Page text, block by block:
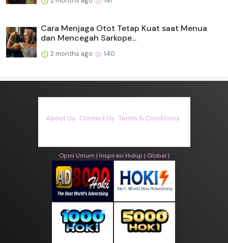
Cara Menjaga Otot Tetap Kuat saat Menua
dan Mencegah Sarkope...
2 months ago 140
About Us Contact Us Terms & Conditions
Opini Umum | Inspirasi Hidup | Global |